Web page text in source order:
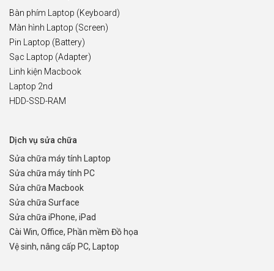
Bàn phím Laptop (Keyboard)
Màn hình Laptop (Screen)
Pin Laptop (Battery)
Sạc Laptop (Adapter)
Linh kiện Macbook
Laptop 2nd
HDD-SSD-RAM
Dịch vụ sửa chữa
Sửa chữa máy tính Laptop
Sửa chữa máy tính PC
Sửa chữa Macbook
Sửa chữa Surface
Sửa chữa iPhone, iPad
Cài Win, Office, Phần mềm Đồ họa
Vệ sinh, nâng cấp PC, Laptop